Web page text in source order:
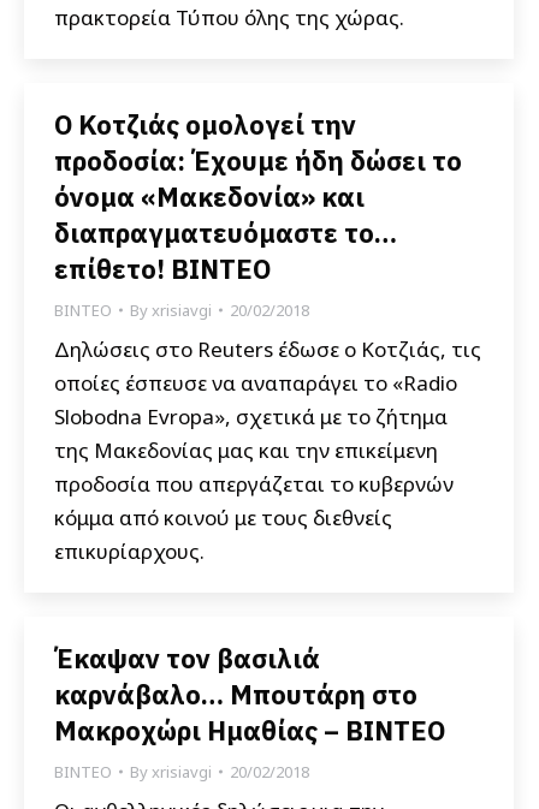
πρακτορεία Τύπου όλης της χώρας.
Ο Κοτζιάς ομολογεί την
προδοσία: Έχουμε ήδη δώσει το
όνομα «Μακεδονία» και
διαπραγματευόμαστε το…
επίθετο! ΒΙΝΤΕΟ
ΒΙΝΤΕΟ Byxrisiavgi 20/02/2018
Δηλώσεις στο Reuters έδωσε ο Κοτζιάς, τις
οποίες έσπευσε να αναπαράγει το «Radio
Slobodna Evropa», σχετικά με το ζήτημα
της Μακεδονίας μας και την επικείμενη
προδοσία που απεργάζεται το κυβερνών
κόμμα από κοινού με τους διεθνείς
επικυρίαρχους.
Έκαψαν τον βασιλιά
καρνάβαλο… Μπουτάρη στο
Μακροχώρι Ημαθίας – ΒΙΝΤΕΟ
ΒΙΝΤΕΟ Byxrisiavgi 20/02/2018